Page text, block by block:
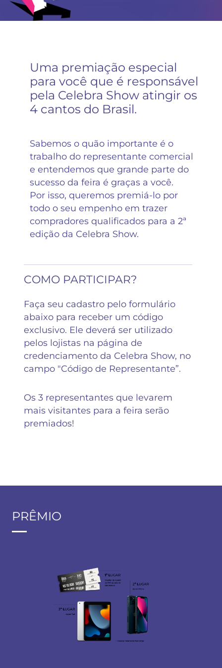
Uma premiação especial
para você que é responsável
pela Celebra Show atingir os
4 cantos do Brasil.
Sabemos o quão importante é o
trabalho do representante comercial
e entendemos que grande parte do
sucesso da feira é graças a você.
Por isso, queremos premiá-lo por
todo o seu empenho em trazer
compradores qualificados para a 2ª
edição da Celebra Show.
COMO PARTICIPAR?
Faça seu cadastro pelo formulário
abaixo para receber um código
exclusivo. Ele deverá ser utilizado
pelos lojistas na página de
credenciamento da Celebra Show, no
campo "Código de Representante”.
Os 3 representantes que levarem
mais visitantes para a feira serão
premiados!
PRÊMIO